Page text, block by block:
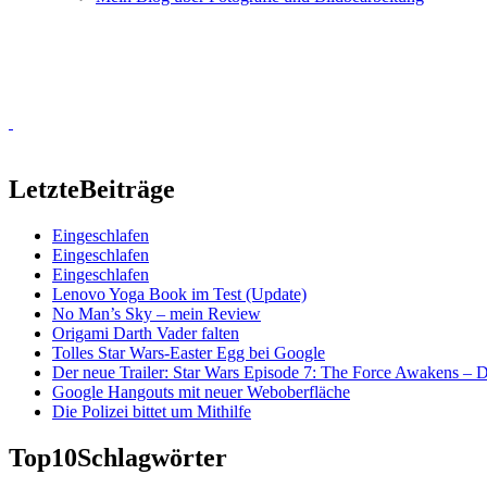
LetzteBeiträge
Eingeschlafen
Eingeschlafen
Eingeschlafen
Lenovo Yoga Book im Test (Update)
No Man’s Sky – mein Review
Origami Darth Vader falten
Tolles Star Wars-Easter Egg bei Google
Der neue Trailer: Star Wars Episode 7: The Force Awakens –
Google Hangouts mit neuer Weboberfläche
Die Polizei bittet um Mithilfe
Top10Schlagwörter